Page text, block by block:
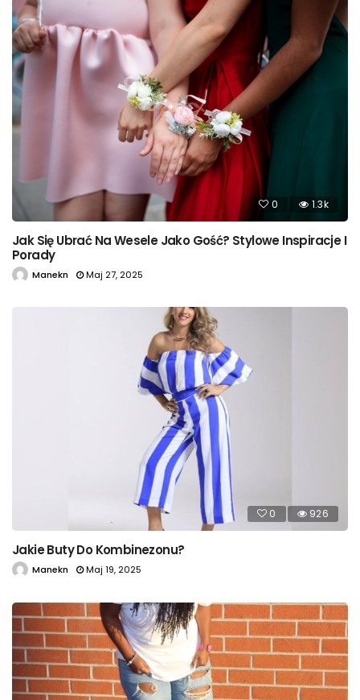
0 1.3k
Jak Się Ubrać Na Wesele Jako Gość? Stylowe Inspiracje I
Porady
Manekn Maj 27, 2025
0 926
Jakie Buty Do Kombinezonu?
Manekn Maj 19, 2025